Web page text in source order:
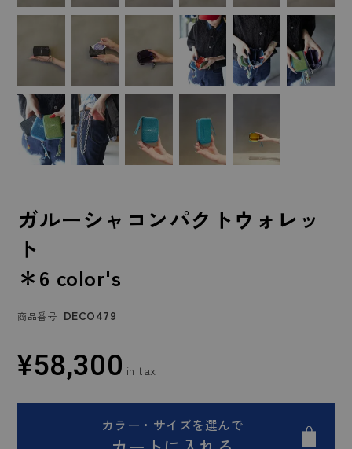
ガルーシャコンパクトウォレッ
ト
＊6 color's
商品番号 DECO479
¥58,300
カラー・サイズを選んで